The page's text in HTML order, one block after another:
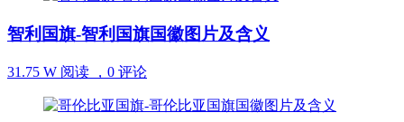
智利国旗-智利国旗国徽图片及含义
31.75 W 阅读 ， 0 评论